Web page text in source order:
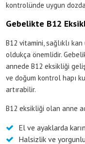
kontrolünde uygun
Gebelikte B12
B12 vitamini, sağlıklı
oldukça önemlidir.
annede B12 eksikliği
ve doğum kontrol hapı
artırabilir.
B12 eksikliği olan anne
El ve ayaklarda
Halsizlik ve